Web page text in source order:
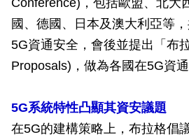
Conference)，包括歐盟、北大
國、德國、日本及澳大利亞等
5G資通安全，會後並提出「布
Proposals)，做為各國在5G資
5G系統特性凸顯其資安議題
在5G的建構策略上，布拉格倡